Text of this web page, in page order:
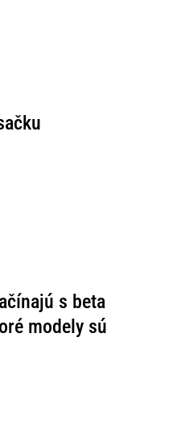
s beta
modely sú